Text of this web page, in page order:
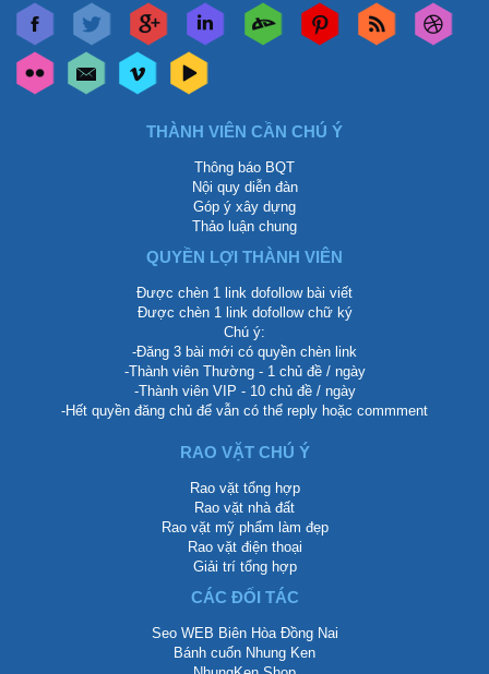
THÀNH VIÊN CẦN CHÚ Ý
Thông báo BQT
Nội quy diễn đàn
Góp ý xây dựng
Thảo luận chung
QUYỀN LỢI THÀNH VIÊN
Được chèn 1 link dofollow bài viết
Được chèn 1 link dofollow chữ ký
Chú ý:
-Đăng 3 bài mới có quyền chèn link
-Thành viên Thường - 1 chủ đề / ngày
-Thành viên VIP - 10 chủ đề / ngày
-Hết quyền đăng chủ để vẫn có thể reply hoặc commment
RAO VẶT CHÚ Ý
Rao vặt tổng hợp
Rao vặt nhà đất
Rao vặt mỹ phẩm làm đẹp
Rao vặt điện thoại
Giải trí tổng hợp
CÁC ĐỐI TÁC
Seo WEB Biên Hòa Đồng Nai
Bánh cuốn Nhung Ken